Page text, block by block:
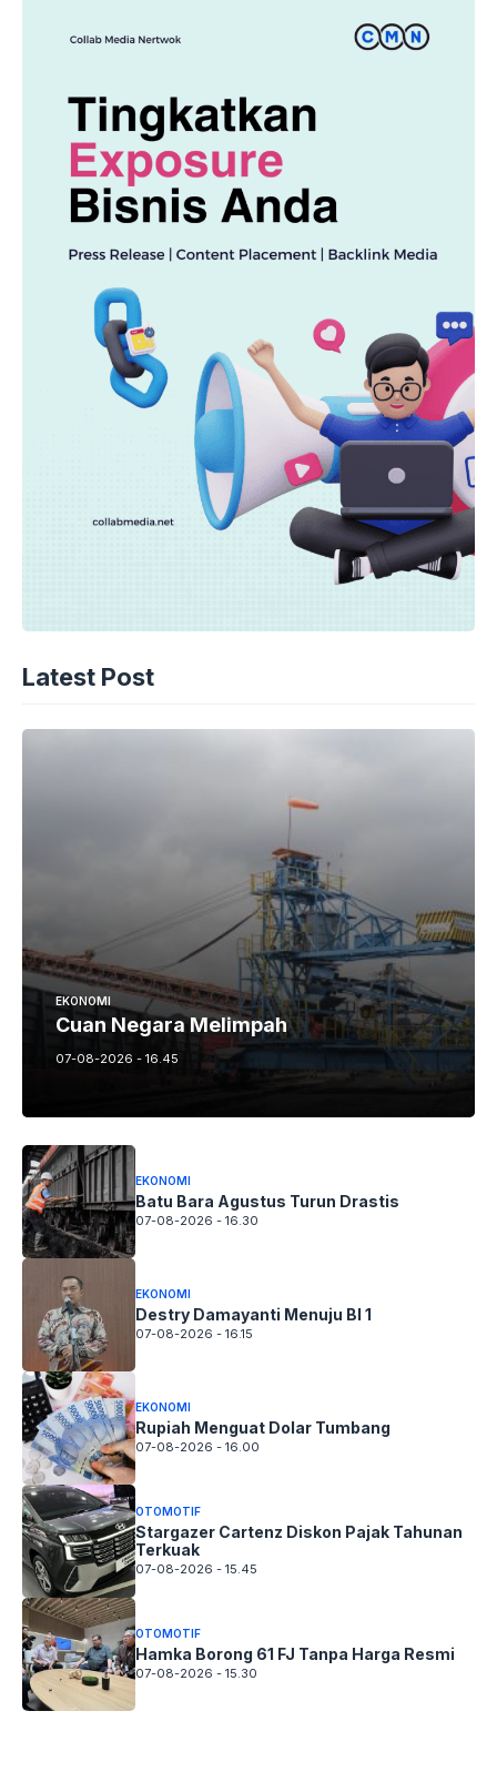
Latest Post
EKONOMI
Cuan Negara Melimpah
07-08-2026 - 16.45
EKONOMI
Batu Bara Agustus Turun Drastis
07-08-2026 - 16.30
EKONOMI
Destry Damayanti Menuju BI 1
07-08-2026 - 16.15
EKONOMI
Rupiah Menguat Dolar Tumbang
07-08-2026 - 16.00
OTOMOTIF
Stargazer Cartenz Diskon Pajak Tahunan
Terkuak
07-08-2026 - 15.45
OTOMOTIF
Hamka Borong 61 FJ Tanpa Harga Resmi
07-08-2026 - 15.30